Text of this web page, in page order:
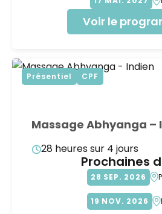
Voir le
Présentiel CPF
Massage Abhyanga –
28 heures sur 4 jours
Prochaines
28 SEP 2026
19 NOV 2026